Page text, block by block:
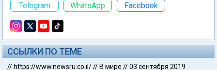
Telegram WhatsApp Facebook
ССЫЛКИ ПО ТЕМЕ
// https://www.newsru.co.il/// В мире //03 сентября 2019